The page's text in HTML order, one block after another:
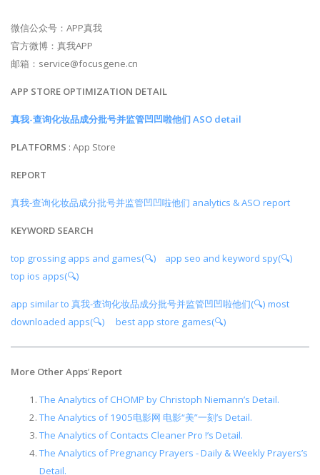
微信公众号：APP真我
官方微博：真我APP
邮箱： service@focusgene.cn
APP STORE OPTIMIZATION DETAIL
真我-查询化妆品成分批号并监管凹凹啦他们 ASO detail
PLATFORMS : App Store
REPORT
真我-查询化妆品成分批号并监管凹凹啦他们 analytics & ASO report
KEYWORD SEARCH
top grossing apps and games(🔍)
app seo and keyword spy(🔍)
top ios apps(🔍)
app similar to 真我-查询化妆品成分批号并监管凹凹啦他们(🔍) most
downloaded apps(🔍)
best app store games(🔍)
More Other Apps’ Report
The Analytics of CHOMP by Christoph Niemann’s Detail.
The Analytics of 1905电影网 电影“美”一刻’s Detail.
The Analytics of Contacts Cleaner Pro !’s Detail.
The Analytics of Pregnancy Prayers - Daily & Weekly Prayers’s
Detail.